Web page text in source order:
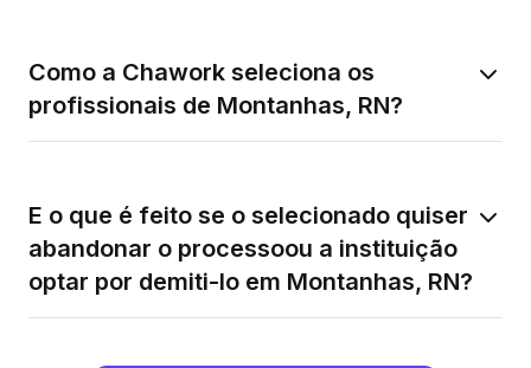
Como a Chawork seleciona os
profissionais de Montanhas, RN?
E o que é feito se o selecionado quiser
abandonar o processoou a instituição
optar por demiti-lo em Montanhas, RN?